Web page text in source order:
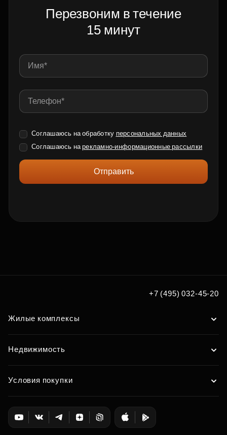
Перезвоним в течение
15 минут
Соглашаюсь на обработку персональных данных
Соглашаюсь нарекламно-информационные рассылки
Отправить
+7 (495) 032-45-20
Жилые комплексы
Недвижимость
Условия покупки